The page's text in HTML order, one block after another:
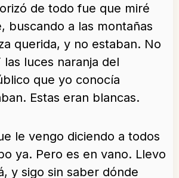
de todo fue que miré
buscando a las montañas
querida, y no estaban. No
las luces naranja del
que yo conocía
Estas eran blancas.
le vengo diciendo a todos
ya. Pero es en vano. Llevo
y sigo sin saber dónde